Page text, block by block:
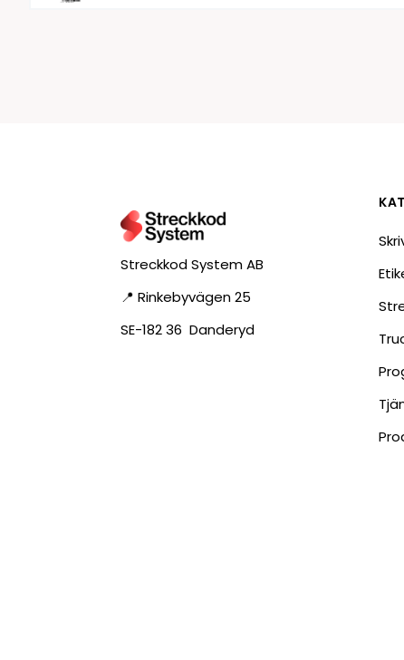
Streckkod System AB
📍 Rinkebyvägen 25
SE-182 36 Danderyd